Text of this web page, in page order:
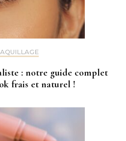
: notre guide complet
frais et naturel !